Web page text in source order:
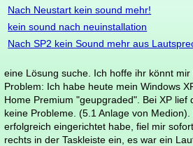
Nach Neustart kein sound mehr!
kein sound nach neuinstallation
Nach SP2 kein Sound mehr aus
eine Lösung suche. Ich hoffe ihr könnt mir
Problem: Ich habe heute mein Windows
Home Premium "geupgraded". Bei XP lief
keine Probleme. (5.1 Anlage von
erfolgreich eingerichtet habe, fiel mir
rechts in der Taskleiste ein, es war ein